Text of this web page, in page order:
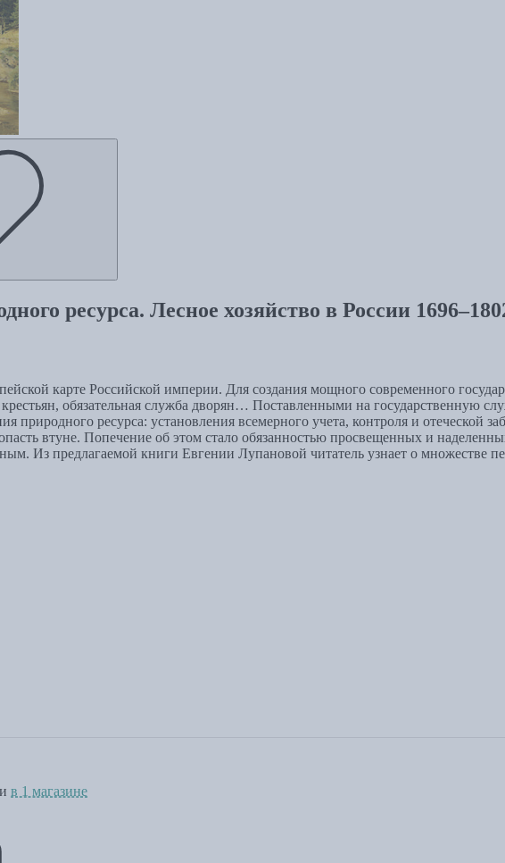
ресурса. Лесное хозяйство в России
карте Российской империи. Для создания мощного современного
обязательная служба дворян… Поставленными на государственную
природного ресурса: установления всемерного учета, контроля и отеческой
втуне. Попечение об этом стало обязанностью просвещенных и
Из предлагаемой книги Евгении Лупановой читатель узнает о множестве
в 1 магазине